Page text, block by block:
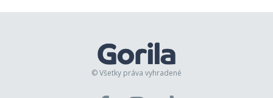
© Všetky práva vyhradené